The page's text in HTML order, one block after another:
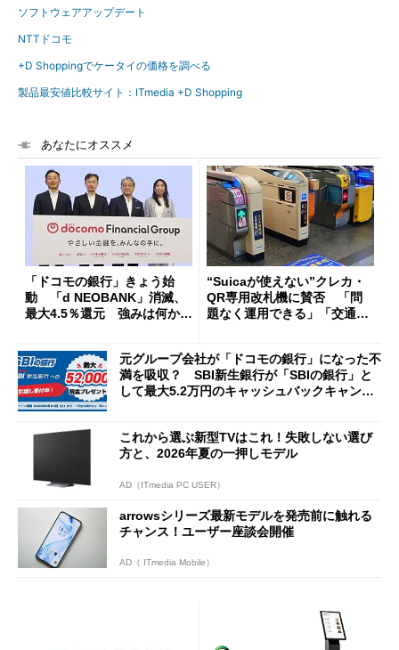
ソフトウェアアップデート
NTTドコモ
+D Shoppingでケータイの価格を調べる
製品最安値比較サイト：ITmedia +D Shopping
あなたにオススメ
「ドコモの銀行」きょう始
動 「d NEOBANK」消滅、
最大4.5％還元 強みは何か解
“Suicaが使えない”クレカ・
QR専用改札機に賛否 「問
題なく運用できる」「交通系I
元グループ会社が「ドコモの銀行」になった不
満を吸収？ SBI新生銀行が「SBIの銀行」と
して最大5.2万円のキャッシュバックキャンペ
これから選ぶ新型TVはこれ！失敗しない選び
方と、2026年夏の一押しモデル
AD（ITmedia PC USER）
arrowsシリーズ最新モデルを発売前に触れる
チャンス！ユーザー座談会開催
AD（ ITmedia Mobile）